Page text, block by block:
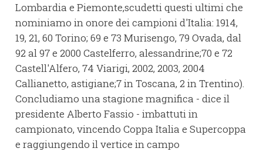
Lombardia e Piemonte,scudetti questi ultimi che
nominiamo in onore dei campioni d'Italia: 1914,
19, 21, 60 Torino; 69 e 73 Murisengo, 79 Ovada, dal
92 al 97 e 2000 Castelferro, alessandrine;70 e 72
Castell'Alfero, 74 Viarigi, 2002, 2003, 2004
Callianetto, astigiane;7 in Toscana, 2 in Trentino).
Concludiamo una stagione magnifica - dice il
presidente Alberto Fassio - imbattuti in
campionato, vincendo Coppa Italia e Supercoppa
e raggiungendo il vertice in campo